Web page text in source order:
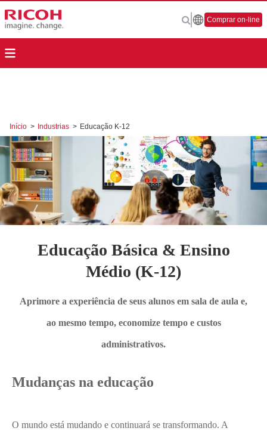
Comprar on-line
Início > Industrias > Educação K-12
Educação Básica & Ensino
Médio (K-12)
Aprimore a experiência de seus alunos em sala de aula e,
ao mesmo tempo, economize tempo e custos
administrativos.
Mudanças na educação
O mundo está mudando e continuará se transformando. A